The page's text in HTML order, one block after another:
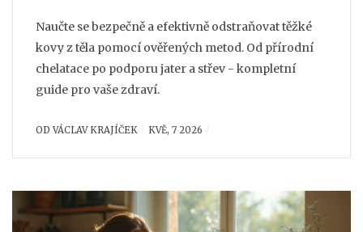
Naučte se bezpečně a efektivně odstraňovat těžké
kovy z těla pomocí ověřených metod. Od přírodní
chelatace po podporu jater a střev - kompletní
guide pro vaše zdraví.
ODVÁCLAV KRAJÍČEK KVĚ, 7 2026